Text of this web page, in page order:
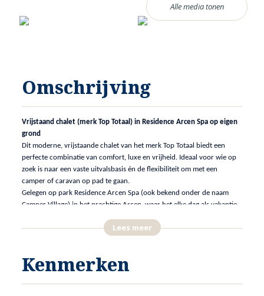
Alle media tonen
Omschrijving
Vrijstaand chalet (merk Top Totaal) in Residence Arcen Spa op eigen
grond
Dit moderne, vrijstaande chalet van het merk Top Totaal biedt een
perfecte combinatie van comfort, luxe en vrijheid. Ideaal voor wie op
zoek is naar een vaste uitvalsbasis én de flexibiliteit om met een
camper of caravan op pad te gaan.
Gelegen op park Residence Arcen Spa (ook bekend onder de naam
Camper Village) in het prachtige Arcen, waar het elke dag als vakantie
schrijven, hetgeen uniek is voor Nederland.
Op een ruim perceel van 319 m² (volledig eigendom) biedt dit chalet
oprit.
Lees meer
Kenmerken